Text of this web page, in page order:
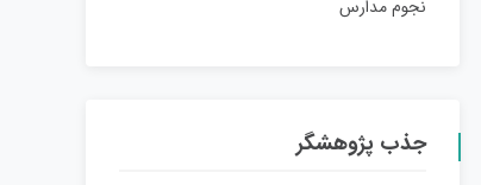
نجوم مدارس
جذب پژوهشگر